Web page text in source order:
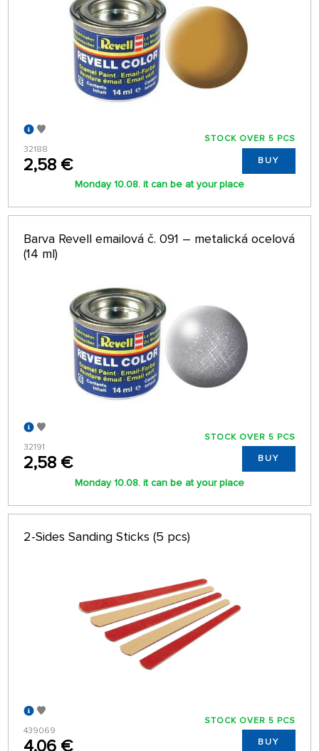
32188
2,58 €
STOCK OVER 5 PCS
BUY
Monday 10.08. it can be at your place
Barva Revell emailová č. 091 – metalická ocelová
(14 ml)
32191
2,58 €
STOCK OVER 5 PCS
BUY
Monday 10.08. it can be at your place
2-Sides Sanding Sticks (5 pcs)
439069
4,06 €
STOCK OVER 5 PCS
BUY